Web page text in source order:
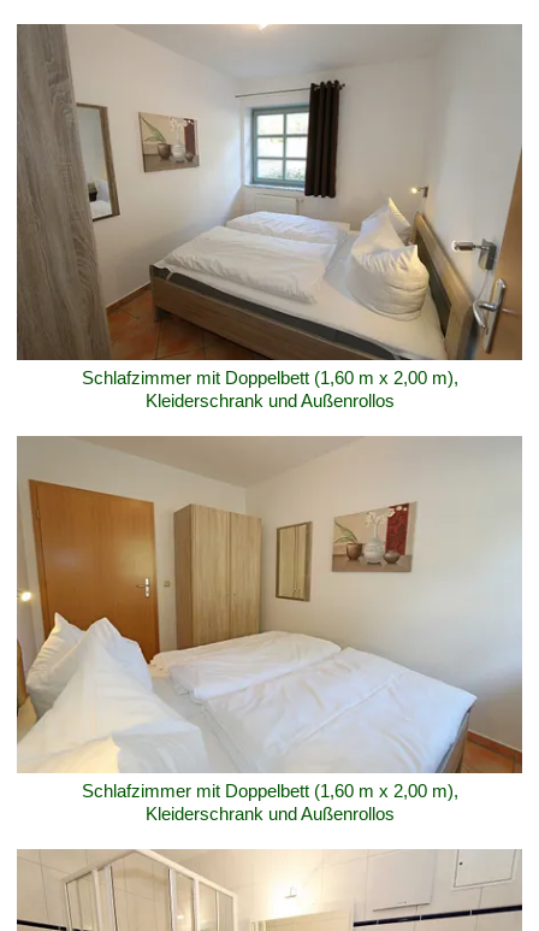
Schlafzimmer mit Doppelbett (1,60 m x 2,00 m),
Kleiderschrank und Außenrollos
Schlafzimmer mit Doppelbett (1,60 m x 2,00 m),
Kleiderschrank und Außenrollos